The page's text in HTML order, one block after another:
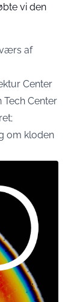
vi den
af
Center
Center
om kloden